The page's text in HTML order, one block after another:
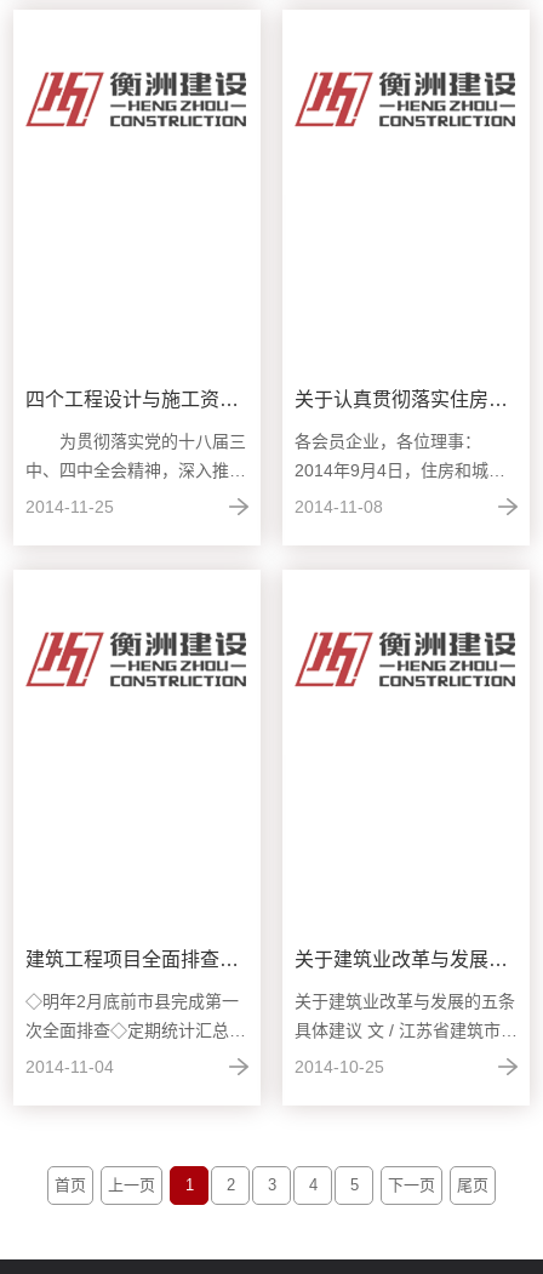
四个工程设计与施工资质申请停止受理
为贯彻落实党的十八届三
中、四中全会精神，深入推进
行政审批制度改革，坚持依法
2014-11-25
关于认真贯彻落实住房和城乡建设部“全国工程质量治理两年行动”有关部署的通知
各会员企业，各位理事：
2014年9月4日，住房和城乡
建设部召开全国工程质量治理
2014-11-08
建筑工程项目全面排查启动
◇明年2月底前市县完成第一
次全面排查◇定期统计汇总违
法行为查处意见并向社会公布
2014-11-04
关于建筑业改革与发展的五条具体建议
关于建筑业改革与发展的五条
具体建议 文 / 江苏省建筑市场
管理协会会长 汪士和 ...
2014-10-25
首页 上一页 1 2 3 4 5 下一页 尾页